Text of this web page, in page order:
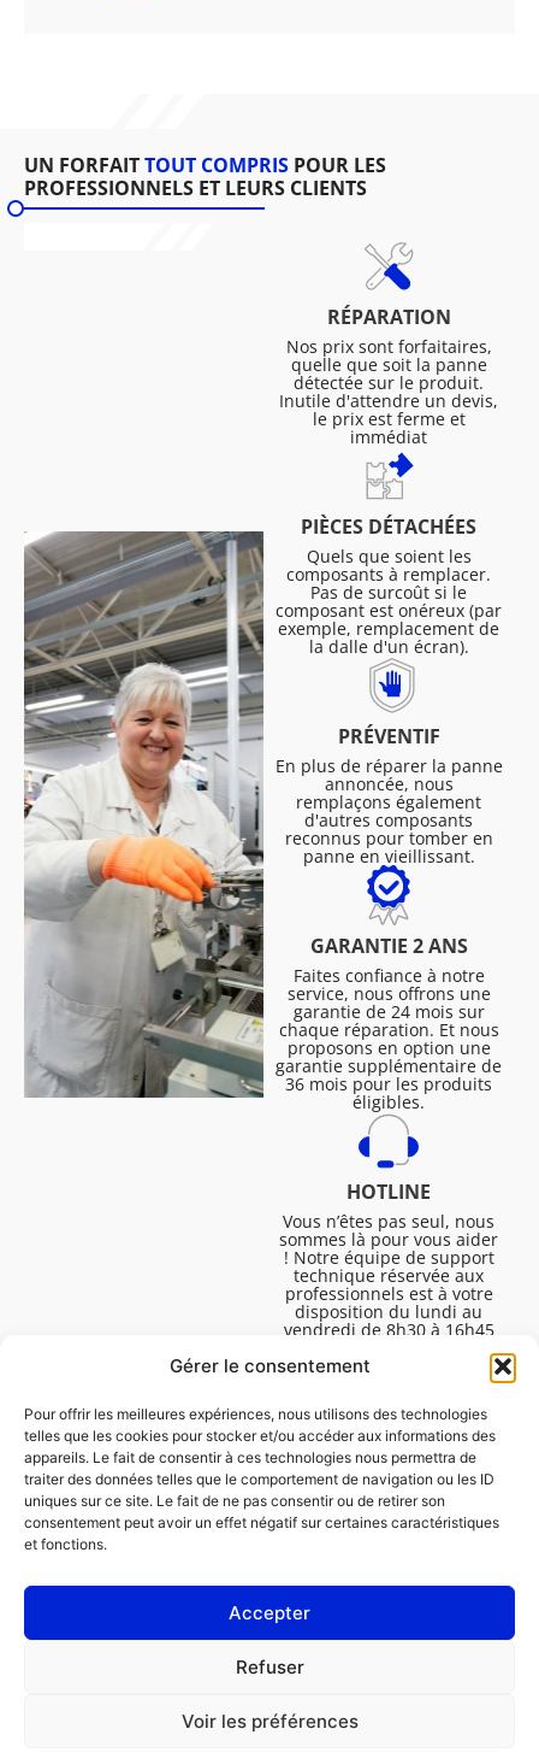
Gérer le consentement
Pour offrir les meilleures expériences, nous utilisons des technologies
telles que les cookies pour stocker et/ou accéder aux informations des
appareils. Le fait de consentir à ces technologies nous permettra de
traiter des données telles que le comportement de navigation ou les ID
uniques sur ce site. Le fait de ne pas consentir ou de retirer son
consentement peut avoir un effet négatif sur certaines caractéristiques
et fonctions.
Accepter
Refuser
Voir les préférences
UN FORFAITTOUT COMPRIS POUR LES
PROFESSIONNELS ET LEURS CLIENTS
RÉPARATION
Nos prix sont forfaitaires,
quelle que soit la panne
détectée sur le produit.
Inutile d'attendre un devis,
le prix est ferme et
immédiat
PIÈCES DÉTACHÉES
Quels que soient les
composants à remplacer.
Pas de surcoût si le
composant est onéreux (par
exemple, remplacement de
la dalle d'un écran).
PRÉVENTIF
En plus de réparer la panne
annoncée, nous
remplaçons également
d'autres composants
reconnus pour tomber en
panne en vieillissant.
GARANTIE 2 ANS
Faites confiance à notre
service, nous offrons une
garantie de 24 mois sur
chaque réparation. Et nous
proposons en option une
garantie supplémentaire de
36 mois pour les produits
éligibles.
HOTLINE
Vous n’êtes pas seul, nous
sommes là pour vous aider
! Notre équipe de support
technique réservée aux
professionnels est à votre
disposition du lundi au
vendredi de 8h30 à 16h45
pour vous aider à résoudre
toutes vos questions
Mentions légales